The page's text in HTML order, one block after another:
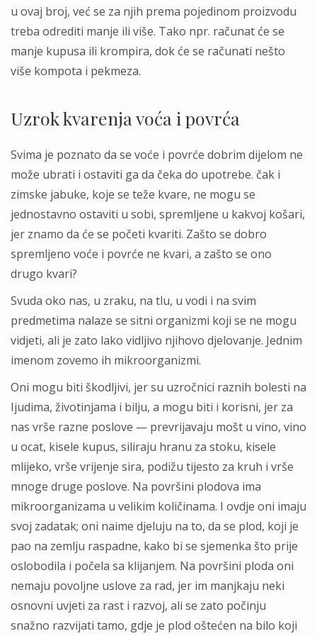
u ovaj broj, već se za njih prema pojedinom proizvodu
treba odrediti manje ili više. Tako npr. računat će se
manje kupusa ili krompira, dok će se računati nešto
više kompota i pekmeza.
Uzrok kvarenja voća i povrća
Svima je poznato da se voće i povrće dobrim dijelom ne
može ubrati i ostaviti ga da čeka do upotrebe. čak i
zimske jabuke, koje se teže kvare, ne mogu se
jednostavno ostaviti u sobi, spremljene u kakvoj košari,
jer znamo da će se početi kvariti. Zašto se dobro
spremljeno voće i povrće ne kvari, a zašto se ono
drugo kvari?
Svuda oko nas, u zraku, na tlu, u vodi i na svim
predmetima nalaze se sitni organizmi koji se ne mogu
vidjeti, ali je zato lako vidljivo njihovo djelovanje. Jednim
imenom zovemo ih mikroorganizmi.
Oni mogu biti škodljivi, jer su uzročnici raznih bolesti na
Ijudima, životinjama i bilju, a mogu biti i korisni, jer za
nas vrše razne poslove — prevrijavaju mošt u vino, vino
u ocat, kisele kupus, siliraju hranu za stoku, kisele
mlijeko, vrše vrijenje sira, podižu tijesto za kruh i vrše
mnoge druge poslove. Na površini plodova ima
mikroorganizama u velikim količinama. I ovdje oni imaju
svoj zadatak; oni naime djeluju na to, da se plod, koji je
pao na zemlju raspadne, kako bi se sjemenka što prije
oslobodila i počela sa klijanjem. Na površini ploda oni
nemaju povoljne uslove za rad, jer im manjkaju neki
osnovni uvjeti za rast i razvoj, ali se zato počinju
snažno razvijati tamo, gdje je plod oštećen na bilo koji